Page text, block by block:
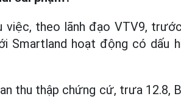
việc, theo lãnh đạo VTV9,
Smartland hoạt động có dấu
thu thập chứng cứ, trưa 12.8,